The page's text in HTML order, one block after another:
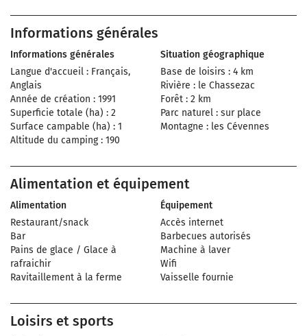
Informations générales
Informations générales
Langue d'accueil : Français,
Anglais
Année de création : 1991
Superficie totale (ha) : 2
Surface campable (ha) : 1
Altitude du camping : 190
Situation géographique
Base de loisirs : 4 km
Rivière : le Chassezac
Forêt : 2 km
Parc naturel : sur place
Montagne : les Cévennes
Alimentation et équipement
Alimentation
Restaurant/snack
Bar
Pains de glace / Glace à
rafraichir
Ravitaillement à la ferme
Équipement
Accès internet
Barbecues autorisés
Machine à laver
Wifi
Vaisselle fournie
Loisirs et sports